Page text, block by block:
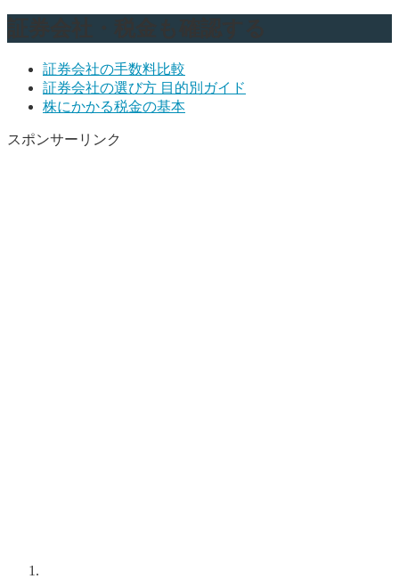
証券会社の手数料比較
証券会社の選び方 目的別ガイド
株にかかる税金の基本
スポンサーリンク